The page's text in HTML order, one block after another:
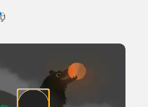
節目名稱、主持人或關鍵字